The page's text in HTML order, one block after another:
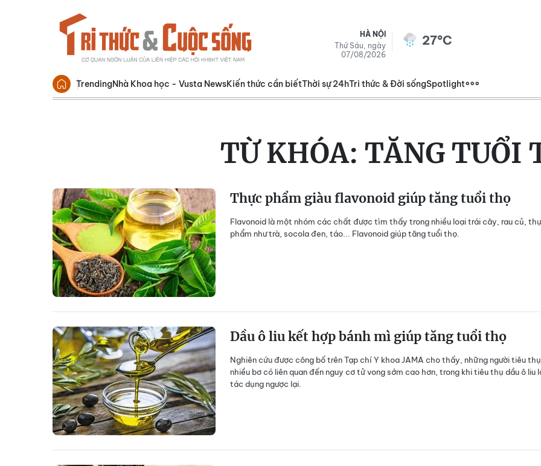
HÀ NỘI
Thứ Sáu, ngày
07/08/2026
27°C
TrendingNhà Khoa học - Vusta NewsKiến thức cần biếtThời sự 24hTri thức & Đời sốngSpotlight
TỪ KHÓA: TĂNG TUỔI
Thực phẩm giàu flavonoid giúp tăng tuổi thọ
Flavonoid là một nhóm các chất được tìm thấy trong nhiều loại trái cây, rau củ,
phẩm như trà, socola đen, táo... Flavonoid giúp tăng tuổi thọ.
Dầu ô liu kết hợp bánh mì giúp tăng tuổi thọ
Nghiên cứu được công bố trên Tạp chí Y khoa JAMA cho thấy, những người tiêu thụ
nhiều bơ có liên quan đến nguy cơ tử vong sớm cao hơn, trong khi tiêu thụ dầu ô liu
tác dụng ngược lại.